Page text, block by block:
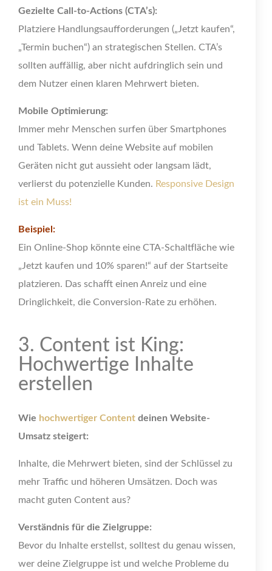
Gezielte Call-to-Actions (CTA’s):
Platziere Handlungsaufforderungen („Jetzt kaufen“,
„Termin buchen“) an strategischen Stellen. CTA’s
sollten auffällig, aber nicht aufdringlich sein und
dem Nutzer einen klaren Mehrwert bieten.
Mobile Optimierung:
Immer mehr Menschen surfen über Smartphones
und Tablets. Wenn deine Website auf mobilen
Geräten nicht gut aussieht oder langsam lädt,
verlierst du potenzielle Kunden. Responsive Design
ist ein Muss!
Beispiel:
Ein Online-Shop könnte eine CTA-Schaltfläche wie
„Jetzt kaufen und 10% sparen!“ auf der Startseite
platzieren. Das schafft einen Anreiz und eine
Dringlichkeit, die Conversion-Rate zu erhöhen.
3. Content ist King:
Hochwertige Inhalte
erstellen
Wie hochwertiger Contentdeinen Website-
Umsatz steigert:
Inhalte, die Mehrwert bieten, sind der Schlüssel zu
mehr Traffic und höheren Umsätzen. Doch was
macht guten Content aus?
Verständnis für die Zielgruppe:
Bevor du Inhalte erstellst, solltest du genau wissen,
wer deine Zielgruppe ist und welche Probleme du